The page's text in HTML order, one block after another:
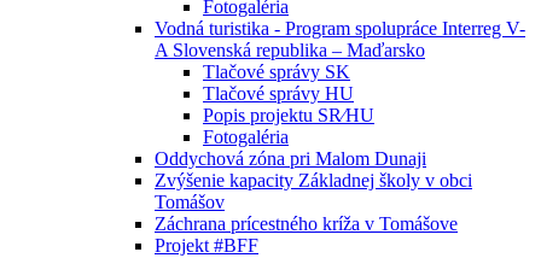
Fotogaléria
Vodná turistika - Program spolupráce Interreg V-
A Slovenská republika – Maďarsko
Tlačové správy SK
Tlačové správy HU
Popis projektu SR⁄HU
Fotogaléria
Oddychová zóna pri Malom Dunaji
Zvýšenie kapacity Základnej školy v obci
Tomášov
Záchrana prícestného kríža v Tomášove
Projekt #BFF